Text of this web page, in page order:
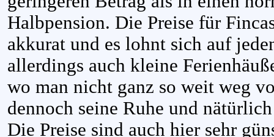
Halbpension. Die Preise für
akkurat und es lohnt sich auf
allerdings auch kleine
wo man nicht ganz so weit weg
dennoch seine Ruhe und
Die Preise sind auch hier sehr